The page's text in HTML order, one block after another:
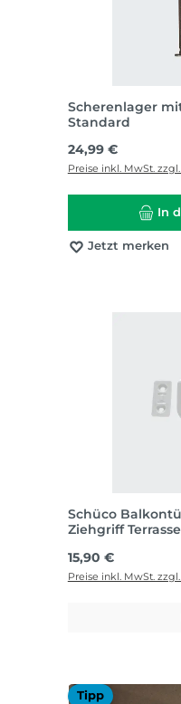
Scherenlager
Standard
Regulärer Preis:
24,99 €
Preise inkl. MwSt.
In
Jetzt merken
Schüco
Ziehgriff
Regulärer Preis:
15,90 €
Preise inkl. MwSt.
Tipp